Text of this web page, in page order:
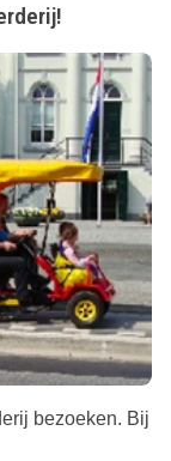
bezoeken. Bij